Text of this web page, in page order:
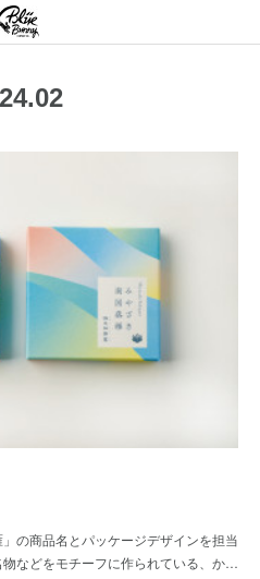
.02
の商品名とパッケージデザインを担当
などをモチーフに作られている、か…